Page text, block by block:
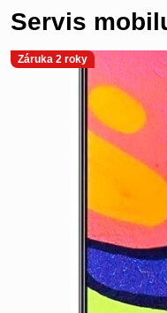
Záruka 2 roky
Servis